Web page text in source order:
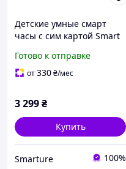
Детские умные смарт
часы с сим картой Smart
прослушкой,
видеозвонком, 850мАч,
Готово к отправке
от330₴/мес
3 299₴
Купить
Smarture 100%